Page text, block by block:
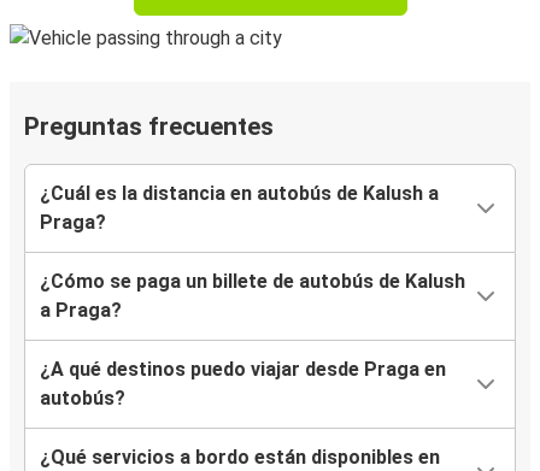
Preguntas frecuentes
¿Cuál es la distancia en autobús de Kalush a
Praga?
¿Cómo se paga un billete de autobús de Kalush
a Praga?
¿A qué destinos puedo viajar desde Praga en
autobús?
¿Qué servicios a bordo están disponibles en